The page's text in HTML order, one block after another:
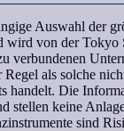
Auswahl der
von der Tokyo
als solche
handelt. Die
stellen keine
sind